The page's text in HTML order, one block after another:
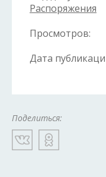
Распоряжения
Просмотров:
Дата
Поделиться: